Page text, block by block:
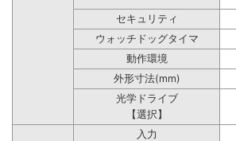
セキュリティ
ウォッチドッグタイマ
動作環境
外形寸法(mm)
光学ドライブ
【選択】
入力